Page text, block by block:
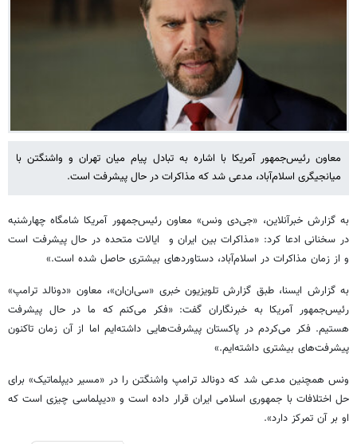
معاون رئیس‌جمهور آمریکا با اشاره به تبادل پیام‌ میان تهران و واشنگتن با
میانجیگری اسلام‌آباد، مدعی شد که مذاکرات در حال پیشرفت است.
به گزارش خبرآنلاین، «جی‌دی ونس» معاون رئیس‌جمهور آمریکا شامگاه چهارشنبه
در سخنانی ادعا کرد: «مذاکرات بین ایران و ایالات متحده در حال پیشرفت است
و از زمان مذاکرات در اسلام‌آباد، دستاوردهای بیشتری حاصل شده است.»
به گزارش ایسنا، طبق گزارش تلویزیون خبری «سی‌ان‌ان»، معاون «دونالد ترامپ»
رئیس‌جمهور آمریکا به خبرنگاران گفت: «فکر می‌کنم که ما در حال پیشرفت
هستیم. فکر می‌کردم در پاکستان پیشرفت‌هایی داشته‌ایم اما از آن زمان تاکنون
پیشرفت‌های بیشتری داشته‌ایم.»
ونس همچنین مدعی شد که دونالد ترامپ واشنگتن را در «مسیر دیپلماتیک» برای
حل اختلافات با جمهوری اسلامی ایران قرار داده است و «دیپلماسی چیزی است که
او بر آن تمرکز دارد».